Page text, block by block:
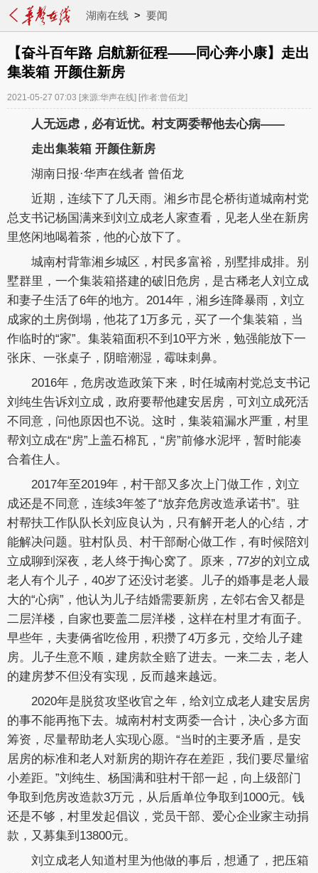
湖南在线> 要闻
【奋斗百年路 启航新征程——同心奔小康】走出
集装箱 开颜住新房
2021-05-27 07:03 [来源:华声在线] [作者:曾佰龙]
人无远虑，必有近忧。村支两委帮他去心病——
走出集装箱 开颜住新房
湖南日报·华声在线者 曾佰龙
近期，连续下了几天雨。湘乡市昆仑桥街道城南村党
总支书记杨国满来到刘立成老人家查看，见老人坐在新房
里悠闲地喝着茶，他的心放下了。
城南村背靠湘乡城区，村民多富裕，别墅排成排。别
墅群里，一个集装箱搭建的破旧危房，是古稀老人刘立成
和妻子生活了6年的地方。2014年，湘乡连降暴雨，刘立
成家的土房倒塌，他花了1万多元，买了一个集装箱，当
作临时的“家”。集装箱面积不到10平方米，勉强能放下一
张床、一张桌子，阴暗潮湿，霉味刺鼻。
2016年，危房改造政策下来，时任城南村党总支书记
刘纯生告诉刘立成，政府要帮他建安居房，可刘立成死活
不同意，问他原因也不说。这时，集装箱漏水严重，村里
帮刘立成在“房”上盖石棉瓦，“房”前修水泥坪，暂时能凑
合着住人。
2017年至2019年，村干部又多次上门做工作，刘立
成还是不同意，连续3年签了“放弃危房改造承诺书”。驻
村帮扶工作队队长刘应良认为，只有解开老人的心结，才
能解决问题。驻村队员、村干部耐心做工作，有时候陪刘
立成聊到深夜，老人终于掏心窝了。原来，77岁的刘立成
老人有个儿子，40岁了还没讨老婆。儿子的婚事是老人最
大的“心病”，他认为儿子结婚需要新房，左邻右舍又都是
二层洋楼，自家也要盖二层洋楼，这样在村里才有面子。
早些年，夫妻俩省吃俭用，积攒了4万多元，交给儿子建
房。儿子生意不顺，建房款全赔了进去。一来二去，老人
的建房梦不但没有实现，反而越来越远。
2020年是脱贫攻坚收官之年，给刘立成老人建安居房
的事不能再拖下去。城南村村支两委一合计，决心多方面
筹资，尽量帮助老人实现心愿。“当时的主要矛盾，是安
居房的标准和老人对新房的期许存在差距，我们要尽量缩
小差距。”刘纯生、杨国满和驻村干部一起，向上级部门
争取到危房改造款3万元，从后盾单位争取到1000元。钱
还是不够，村里发起倡议，党员干部、爱心企业家主动捐
款，又募集到13800元。
刘立成老人知道村里为他做的事后，想通了，把压箱